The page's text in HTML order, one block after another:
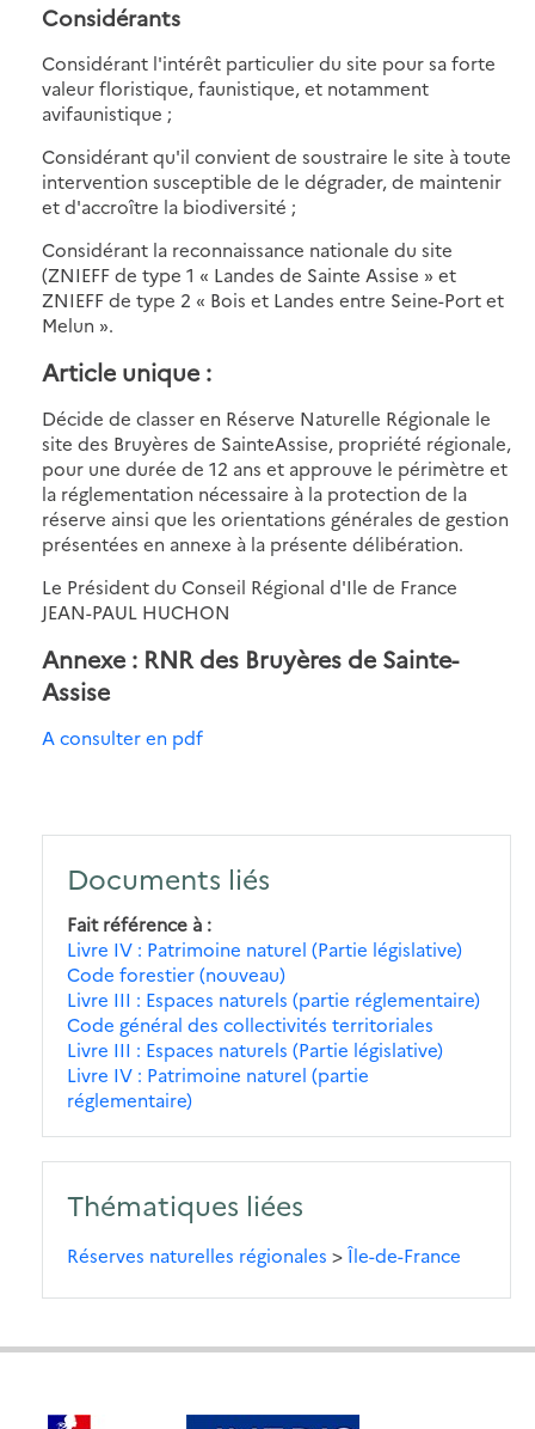
Considérants
Considérant l'intérêt particulier du site pour sa forte
valeur floristique, faunistique, et notamment
avifaunistique ;
Considérant qu'il convient de soustraire le site à toute
intervention susceptible de le dégrader, de maintenir
et d'accroître la biodiversité ;
Considérant la reconnaissance nationale du site
(ZNIEFF de type 1 « Landes de Sainte Assise » et
ZNIEFF de type 2 « Bois et Landes entre Seine-Port et
Melun ».
Article unique :
Décide de classer en Réserve Naturelle Régionale le
site des Bruyères de SainteAssise, propriété régionale,
pour une durée de 12 ans et approuve le périmètre et
la réglementation nécessaire à la protection de la
réserve ainsi que les orientations générales de gestion
présentées en annexe à la présente délibération.
Le Président du Conseil Régional d'Ile de France
JEAN-PAUL HUCHON
Annexe : RNR des Bruyères de Sainte-
Assise
A consulter en pdf
Documents liés
Fait référence à
Livre IV : Patrimoine naturel (Partie législative)
Code forestier (nouveau)
Livre III : Espaces naturels (partie réglementaire)
Code général des collectivités territoriales
Livre III : Espaces naturels (Partie législative)
Livre IV : Patrimoine naturel (partie
réglementaire)
Thématiques liées
Réserves naturelles régionales >Île-de-France